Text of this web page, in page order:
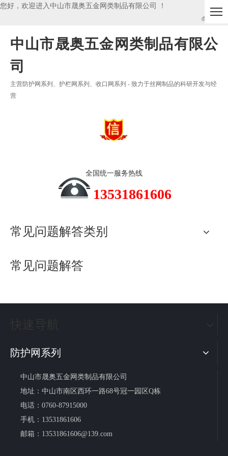
您好，欢迎进入中山市晟奥五金网类制品有限公司 ！
中山市晟奥五金网类制品有限公
司
主营防护网系列、护栏网系列、收口网系列 - 致力于丝网制品的科研开发与经
营
全国统一服务热线
13531861606
常见问题解答类别
常见问题解答
防护网系列
中山市晟奥五金网类制品有限公司
地址：中山市南区西环一路68号冠一园区Q栋
电话：0760-87915000
手机：13531861606
邮箱： 13531861606@139.com